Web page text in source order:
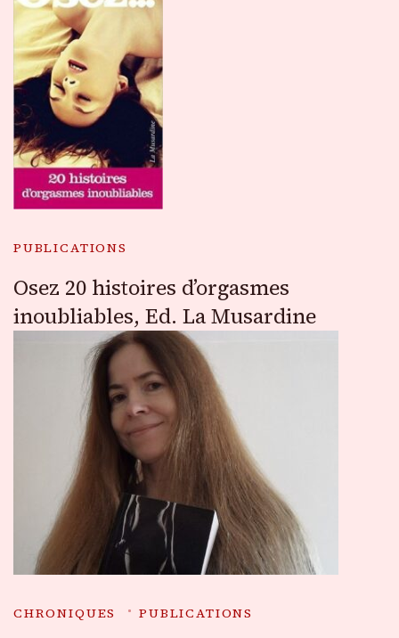
PUBLICATIONS
Osez 20 histoires d’orgasmes
inoubliables, Ed. La Musardine
CHRONIQUES PUBLICATIONS